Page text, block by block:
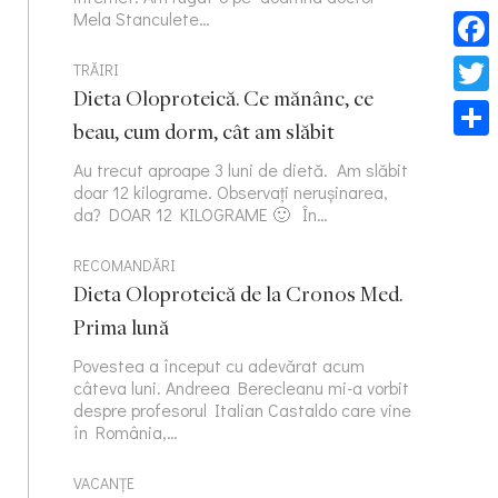
Mela Stanculete…
TRĂIRI
Dieta Oloproteică. Ce mănânc, ce
beau, cum dorm, cât am slăbit
Au trecut aproape 3 luni de dietă. Am slăbit
doar 12 kilograme. Observați nerușinarea,
da? DOAR 12 KILOGRAME 🙂 În…
RECOMANDĂRI
Dieta Oloproteică de la Cronos Med.
Prima lună
Povestea a început cu adevărat acum
câteva luni. Andreea Berecleanu mi-a vorbit
despre profesorul Italian Castaldo care vine
în România,…
VACANȚE